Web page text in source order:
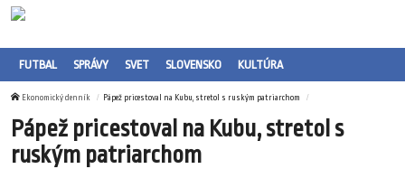
FUTBAL SPRÁVY SVET SLOVENSKO KULTÚRA
Ekonomický denník Pápež pricestoval na Kubu, stretol s ruským patriarchom
Pápež pricestoval na Kubu, stretol s
ruským patriarchom